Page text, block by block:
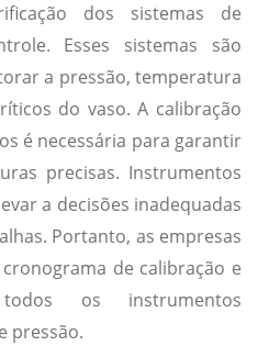
dos sistemas de
Esses sistemas são
a pressão, temperatura
do vaso. A calibração
é necessária para garantir
precisas. Instrumentos
a decisões inadequadas
Portanto, as empresas
de calibração e
os instrumentos
pressão.